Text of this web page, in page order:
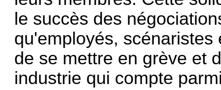
le succès des
qu'employés,
de se mettre en grève et
industrie qui compte